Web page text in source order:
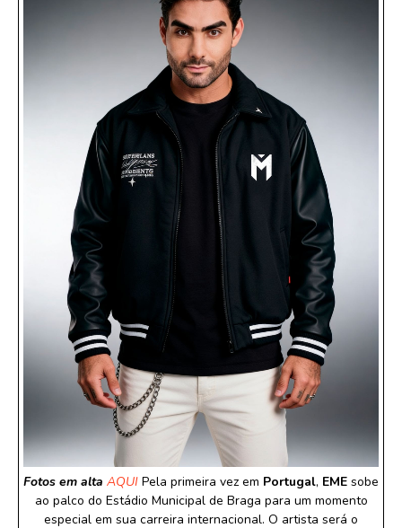
Fotos em alta AQUI Pela primeira vez em Portugal, EME sobe
ao palco do Estádio Municipal de Braga para um momento
especial em sua carreira internacional. O artista será o